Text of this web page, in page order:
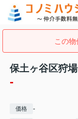
この物
保土ヶ谷区狩
-
価格 -